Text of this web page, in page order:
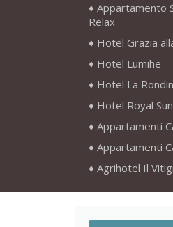
Appartamento
Relax
Hotel Grazia
Hotel Lumihe
Hotel La
Hotel Royal
Appartamenti
Appartamenti
Agrihotel Il